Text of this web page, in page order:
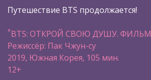
Путешествие BTS продолжается!
*BTS: ОТКРОЙ СВОЮ ДУШУ. ФИЛЬМ
Режиссёр: Пак Чжун-су
2019, Южная Корея, 105 мин.
12+